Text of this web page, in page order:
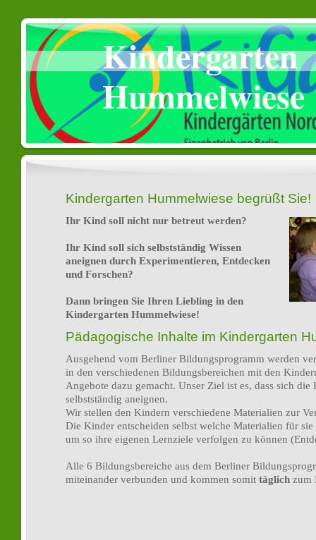
Kindergarten
Hummelwiese
Kindergarten Hummelwiese begrüßt Sie!
Ihr Kind soll nicht nur betreut werden?
Ihr Kind soll sich selbstständig Wissen
aneignen durch Experimentieren, Entdecken
und Forschen?
Dann bringen Sie Ihren Liebling in den
Kindergarten Hummelwiese!
Pädagogische Inhalte im Kindergarten
Ausgehend vom Berliner Bildungsprogramm werden
in den verschiedenen Bildungsbereichen mit den
Angebote dazu gemacht. Unser Ziel ist es, dass sich die
selbstständig aneignen.
Wir stellen den Kindern verschiedene Materialien zur
Die Kinder entscheiden selbst welche Materialien für sie
um so ihre eigenen Lernziele verfolgen zu können
Alle 6 Bildungsbereiche aus dem Berliner
miteinander verbunden und kommen somit täglich zum